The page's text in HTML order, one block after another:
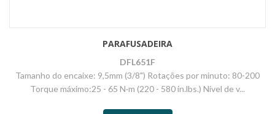
PARAFUSADEIRA
DFL651F
Tamanho do encaixe: 9,5mm (3/8") Rotações por minuto: 80-200
Torque máximo:25 - 65 N·m (220 - 580 in.lbs.) Nível de v...